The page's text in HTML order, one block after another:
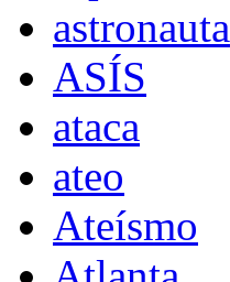
astronauta
ASÍS
ataca
ateo
Ateísmo